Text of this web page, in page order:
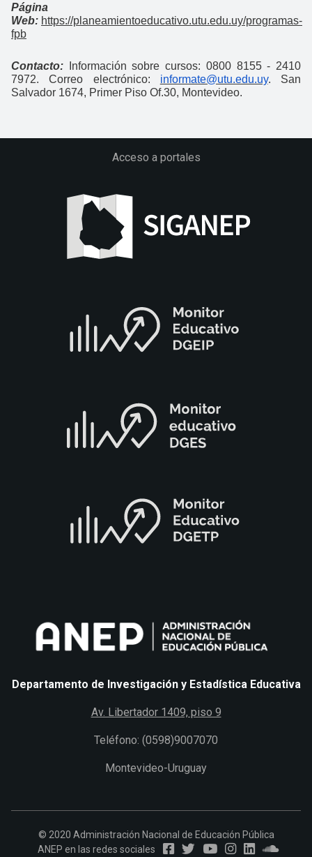
Página
Web: https://planeamientoeducativo.utu.edu.uy/programas-
fpb
Contacto:
Información sobre cursos: 0800 8155 - 2410
7972. Correo electrónico: informate@utu.edu.uy. San
Salvador 1674, Primer Piso Of.30, Montevideo.
Acceso a portales
Departamento de Investigación y Estadística Educativa
Av. Libertador 1409, piso 9
Teléfono: (0598)9007070
Montevideo-Uruguay
© 2020 Administración Nacional de Educación Pública
ANEP en las redes sociales